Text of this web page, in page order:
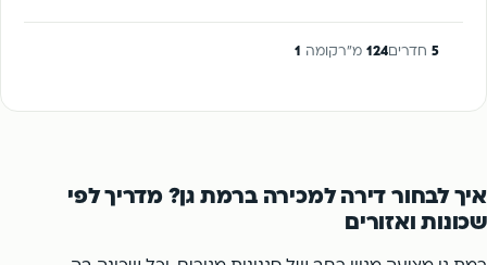
5 חדרים124 מ"רקומה 1
איך לבחור דירה למכירה ברמת גן? מדריך לפי
שכונות ואזורים